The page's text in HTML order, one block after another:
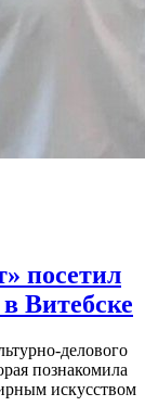
посетил
Витебске
делового
познакомила
искусством